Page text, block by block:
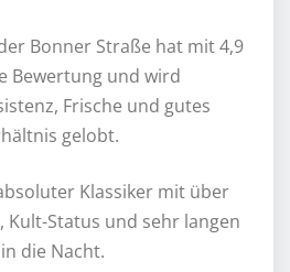
Bonner Straße hat mit 4,9
Bewertung und wird
Frische und gutes
gelobt.
Klassiker mit über
Kult-Status und sehr langen
die Nacht.